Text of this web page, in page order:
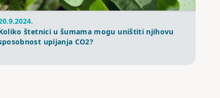
štetnici u šumama mogu uništiti njihovu
upijanja CO2?